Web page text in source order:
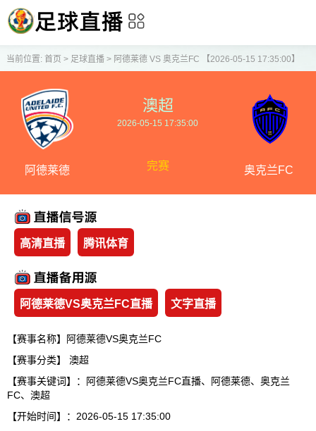
当前位置: 首页 > 足球直播> 阿德莱德 VS 奥克兰FC 【2026-05-15 17:35:00】
阿德莱德
澳超
2026-05-15 17:35:00
完赛 奥克兰FC
高清直播 腾讯体育
阿德莱德VS奥克兰FC直播 文字直播
【赛事名称】阿德莱德VS奥克兰FC
【赛事分类】 澳超
【赛事关键词】：阿德莱德VS奥克兰FC直播、阿德莱德、奥克兰
FC、澳超
【开始时间】：2026-05-15 17:35:00